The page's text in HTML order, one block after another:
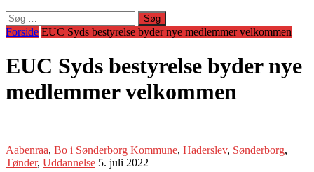
Søg
efter:
Forside EUC Syds bestyrelse byder nye medlemmer velkommen
EUC Syds bestyrelse byder nye
medlemmer velkommen
Aabenraa, Bo i Sønderborg Kommune, Haderslev, Sønderborg,
Tønder, Uddannelse 5. juli 2022